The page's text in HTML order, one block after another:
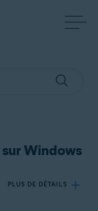
sur Windows
PLUS DE DÉTAILS